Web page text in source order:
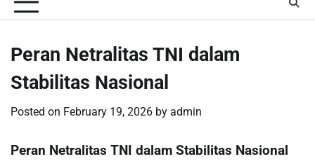
Peran Netralitas TNI dalam
Stabilitas Nasional
Posted on February 19, 2026 by admin
Peran Netralitas TNI dalam Stabilitas Nasional